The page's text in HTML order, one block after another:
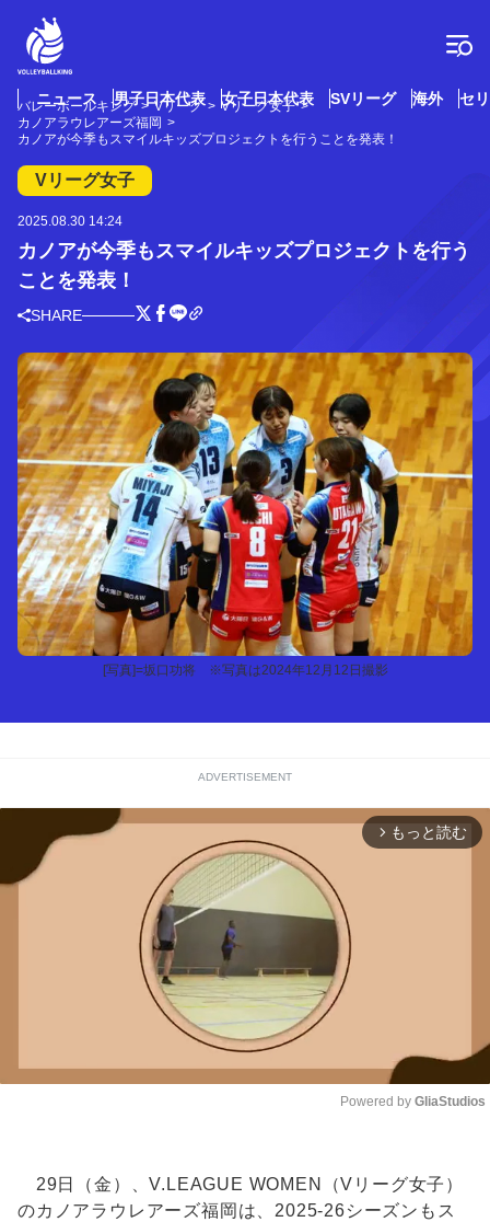
ニュース 男子日本代表 女子日本代表 SVリーグ 海外 セ
バレーボールキング Vリーグ
Vリーグ女子
カノアラウレアーズ福岡
カノアが今季もスマイルキッズプロジェクトを行うことを発表！
Vリーグ女子
2025.08.30 14:24
カノアが今季もスマイルキッズプロジェクトを行う
ことを発表！
SHARE
[写真]=坂口功将 ※写真は2024年12月12日撮影
ADVERTISEMENT
arrow_forward_ios もっと読む
Powered by GliaStudios
29日（金）、V.LEAGUE WOMEN（Vリーグ女子）
のカノアラウレアーズ福岡は、2025-26シーズンもス